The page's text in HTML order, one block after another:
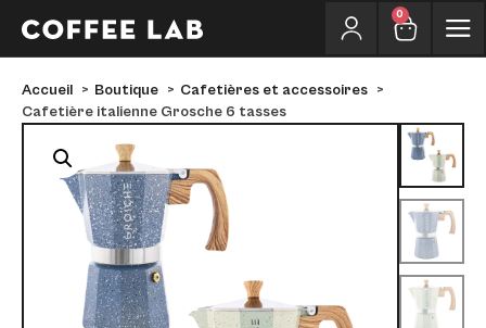
0
Accueil Boutique
Cafetières et accessoires
Cafetière italienne Grosche 6 tasses